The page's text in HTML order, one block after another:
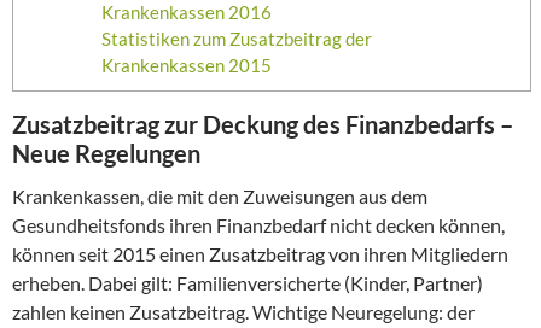
Krankenkassen 2016
Statistiken zum Zusatzbeitrag der
Krankenkassen 2015
Zusatzbeitrag zur Deckung des Finanzbedarfs –
Neue Regelungen
Krankenkassen, die mit den Zuweisungen aus dem
Gesundheitsfonds ihren Finanzbedarf nicht decken können,
können seit 2015 einen Zusatzbeitrag von ihren Mitgliedern
erheben. Dabei gilt: Familienversicherte (Kinder, Partner)
zahlen keinen Zusatzbeitrag. Wichtige Neuregelung: der